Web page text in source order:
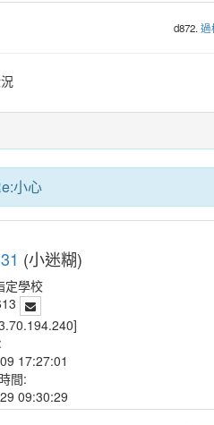
d872.過
小心
(小迷糊)
定學校
17:27:01
間:
09:30:29